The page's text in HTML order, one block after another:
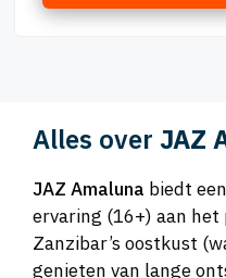
Alles over JAZ
JAZ Amaluna biedt
ervaring (16+) aan
Zanzibar’s oostkust
genieten van lange